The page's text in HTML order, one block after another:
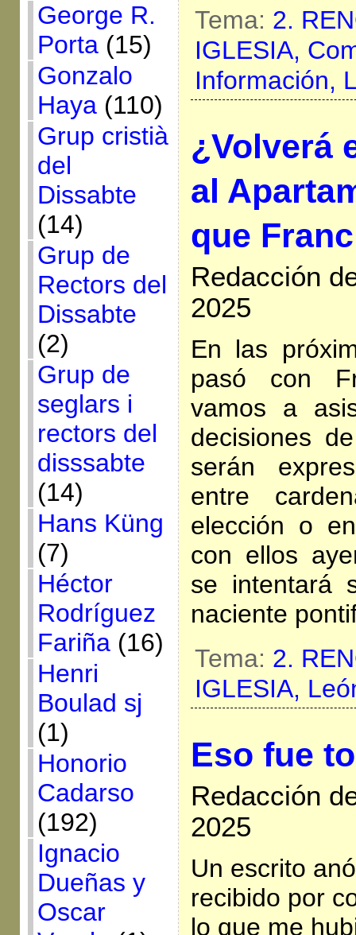
George R.
Porta(15)
Gonzalo
Haya(110)
Grup cristià
del
Dissabte
(14)
Grup de
Rectors del
Dissabte
(2)
Grup de
seglars i
rectors del
disssabte
(14)
Hans Küng
(7)
Héctor
Rodríguez
Fariña(16)
Henri
Boulad sj
(1)
Honorio
Cadarso
(192)
Ignacio
Dueñas y
Oscar
Tema: 2.
IGLESIA,
Información,
¿Volverá
al
que
Redacción
2025
En las
pasó con
vamos a
decisiones
serán
entre
elección o
con ellos
se intentará
naciente
Tema: 2.
IGLESIA,
Eso fue
Redacción
2025
Un escrito
recibido por
lo que me